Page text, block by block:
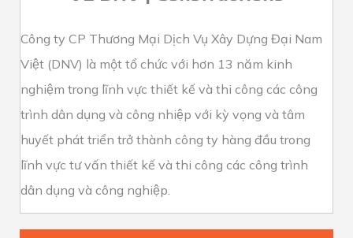
Công ty CP Thương Mại Dịch Vụ Xây Dựng Đại Nam
Việt (DNV) là một tổ chức với hơn 13 năm kinh
nghiệm trong lĩnh vực thiết kế và thi công các công
trình dân dụng và công nhiệp với kỳ vọng và tâm
huyết phát triển trở thành công ty hàng đầu trong
lĩnh vực tư vấn thiết kế và thi công các công trình
dân dụng và công nghiệp.